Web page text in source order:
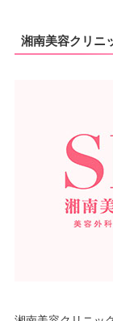
湘南美容クリニ